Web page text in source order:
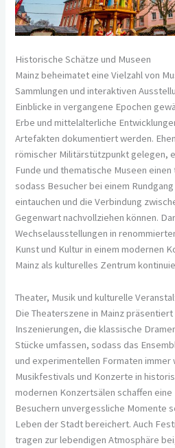
Historische Schätze und Museen
Mainz beheimatet eine Vielzahl von
Sammlungen und interaktiven
Einblicke in vergangene Epochen
Erbe und mittelalterliche
Artefakten dokumentiert werden.
römischer Militärstützpunkt gelegen,
Funde und thematische Museen
sodass Besucher bei einem
eintauchen und die Verbindung
Gegenwart nachvollziehen können.
Wechselausstellungen in
Kunst und Kultur in einem modernen
Mainz als kulturelles Zentrum
Theater, Musik und kulturelle
Die Theaterszene in Mainz
Inszenierungen, die klassische
Stücke umfassen, sodass das
und experimentellen Formaten
Musikfestivals und Konzerte in
modernen Konzertsälen schaffen
Besuchern unvergessliche Momente
Leben der Stadt bereichert. Auch
tragen zur lebendigen Atmosphäre